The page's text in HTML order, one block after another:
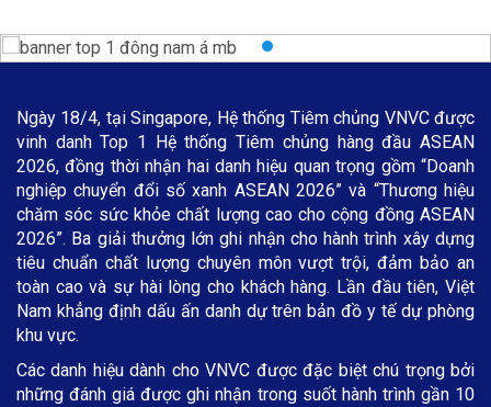
Ngày 18/4, tại Singapore, Hệ thống Tiêm chủng VNVC được
vinh danh Top 1 Hệ thống Tiêm chủng hàng đầu ASEAN
2026, đồng thời nhận hai danh hiệu quan trọng gồm “Doanh
nghiệp chuyển đổi số xanh ASEAN 2026” và “Thương hiệu
chăm sóc sức khỏe chất lượng cao cho cộng đồng ASEAN
2026”. Ba giải thưởng lớn ghi nhận cho hành trình xây dựng
tiêu chuẩn chất lượng chuyên môn vượt trội, đảm bảo an
toàn cao và sự hài lòng cho khách hàng. Lần đầu tiên, Việt
Nam khẳng định dấu ấn danh dự trên bản đồ y tế dự phòng
khu vực.
Các danh hiệu dành cho VNVC được đặc biệt chú trọng bởi
những đánh giá được ghi nhận trong suốt hành trình gần 10